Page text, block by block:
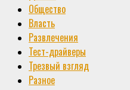
Общество
Власть
Развлечения
Тест-драйверы
Трезвый взгляд
Разное